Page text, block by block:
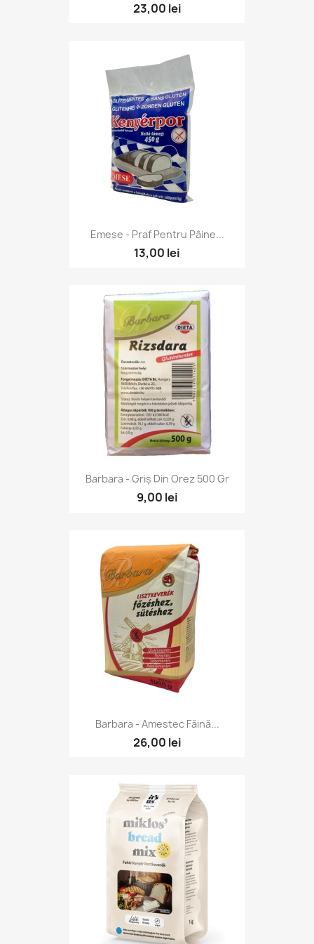
23,00 lei
Emese - Praf Pentru Pâine...
13,00 lei
Barbara - Griș Din Orez 500 Gr
9,00 lei
Barbara - Amestec Făină...
26,00 lei